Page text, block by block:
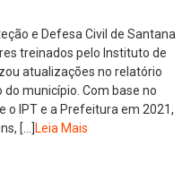
e Defesa Civil de Santana
treinados pelo Instituto de
atualizações no relatório
município. Com base no
o IPT e a Prefeitura em 2021,
[…]Leia Mais